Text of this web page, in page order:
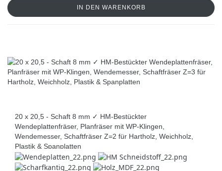
IN DEN WARENKORB
20 x 20,5 - Schaft 8 mm ✓ HM-Bestückter
Wendeplattenfräser, Planfräser mit WP-Klingen,
Wendemesser, Schaftfräser Z=2 für Hartholz, Weichholz,
Plastik & Spanplatten